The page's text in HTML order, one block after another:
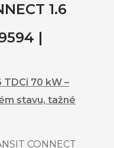
1.6
|
TDCi 70 kW –
stavu, tažné
CONNECT